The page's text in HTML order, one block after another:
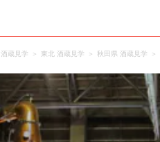
酒蔵見学 東北 酒蔵見学 秋田県 酒蔵見学